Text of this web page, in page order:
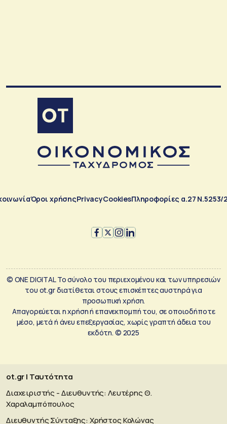
Όροι χρήσηςPrivacyCookiesΠληροφορίες α.27 Ν.5253/
© ONE DIGITAL Το σύνολο του περιεχομένου και των υπηρεσιών
του ot.gr διατίθεται στους επισκέπτες αυστηρά για
προσωπική χρήση.
Απαγορεύεται η χρήση ή επανεκπομπή του, σε οποιοδήποτε
μέσο, μετά ή άνευ επεξεργασίας, χωρίς γραπτή άδεια του
εκδότη. © 2025
ot.gr | Ταυτότητα
Διαχειριστής - Διευθυντής: Λευτέρης Θ.
Χαραλαμπόπουλος
Διευθυντής Σύνταξης: Χρήστος Κολώνας